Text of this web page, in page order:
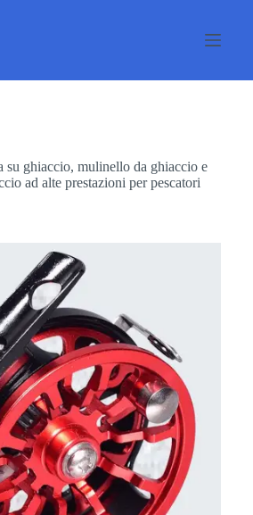
ghiaccio, mulinello da ghiaccio e
ad alte prestazioni per pescatori